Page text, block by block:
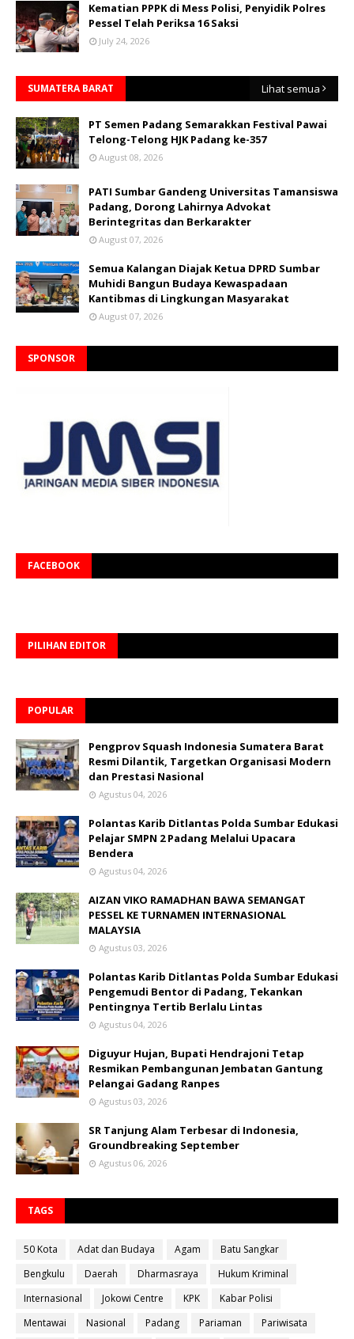
Kematian PPPK di Mess Polisi, Penyidik Polres
Pessel Telah Periksa 16 Saksi
July 24, 2026
SUMATERA BARAT Lihat semua
PT Semen Padang Semarakkan Festival Pawai
Telong-Telong HJK Padang ke-357
August 08, 2026
PATI Sumbar Gandeng Universitas Tamansiswa
Padang, Dorong Lahirnya Advokat
Berintegritas dan Berkarakter
August 07, 2026
Semua Kalangan Diajak Ketua DPRD Sumbar
Muhidi Bangun Budaya Kewaspadaan
Kantibmas di Lingkungan Masyarakat
August 07, 2026
SPONSOR
FACEBOOK
PILIHAN EDITOR
POPULAR
Pengprov Squash Indonesia Sumatera Barat
Resmi Dilantik, Targetkan Organisasi Modern
dan Prestasi Nasional
Agustus 04, 2026
Polantas Karib Ditlantas Polda Sumbar Edukasi
Pelajar SMPN 2 Padang Melalui Upacara
Bendera
Agustus 04, 2026
AIZAN VIKO RAMADHAN BAWA SEMANGAT
PESSEL KE TURNAMEN INTERNASIONAL
MALAYSIA
Agustus 03, 2026
Polantas Karib Ditlantas Polda Sumbar Edukasi
Pengemudi Bentor di Padang, Tekankan
Pentingnya Tertib Berlalu Lintas
Agustus 04, 2026
Diguyur Hujan, Bupati Hendrajoni Tetap
Resmikan Pembangunan Jembatan Gantung
Pelangai Gadang Ranpes
Agustus 03, 2026
SR Tanjung Alam Terbesar di Indonesia,
Groundbreaking September
Agustus 06, 2026
TAGS
50 Kota Adat dan Budaya Agam
Batu Sangkar
Bengkulu
Daerah Dharmasraya
Hukum Kriminal
Internasional
Jokowi Centre KPK
Kabar Polisi
Mentawai
Nasional Padang Pariaman Pariwisata